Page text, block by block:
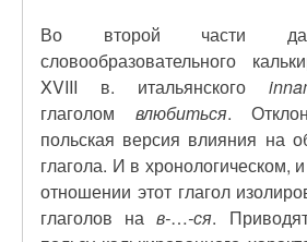
Во второй части
словообразовательного
XVIII в. итальянского
глаголом влюбиться.
польская версия влияния на
глагола. И в хронологическом,
отношении этот глагол
глаголов нав‑…‑ся.